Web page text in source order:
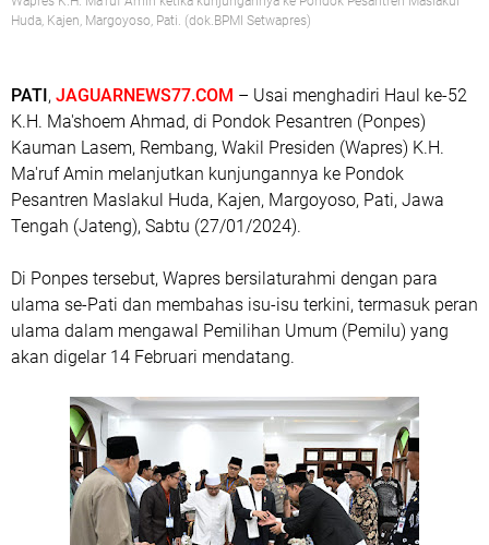
Huda, Kajen, Margoyoso, Pati. (dok.BPMI Setwapres)
PATI, JAGUARNEWS77.COM – Usai menghadiri Haul ke-52
K.H. Ma'shoem Ahmad, di Pondok Pesantren (Ponpes)
Kauman Lasem, Rembang, Wakil Presiden (Wapres) K.H.
Ma'ruf Amin melanjutkan kunjungannya ke Pondok
Pesantren Maslakul Huda, Kajen, Margoyoso, Pati, Jawa
Tengah (Jateng), Sabtu (27/01/2024).
Di Ponpes tersebut, Wapres bersilaturahmi dengan para
ulama se-Pati dan membahas isu-isu terkini, termasuk peran
ulama dalam mengawal Pemilihan Umum (Pemilu) yang
akan digelar 14 Februari mendatang.